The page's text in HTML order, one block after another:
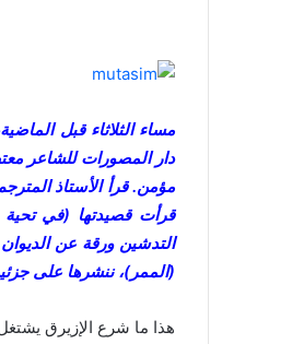
إ
ل
ك
ت
دار المصورات للشاعر
مؤمن. قرأ الأستاذ
قرأت قصيدتها (في تحية
التدشين ورقة عن
(الممر)، ننشرها على
هذا ما شرع الإزيرق